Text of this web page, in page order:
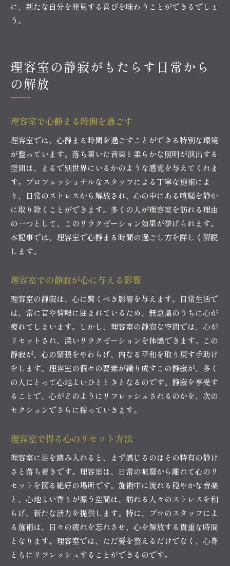
に、新たな自分を発見する喜びを味わうことができるでしょ
う。
理容室の静寂がもたらす日常から
の解放
理容室で心静まる時間を過ごす
理容室では、心静まる時間を過ごすことができる特別な環境
が整っています。落ち着いた音楽と柔らかな照明が演出する
空間は、まるで別世界にいるかのような感覚を与えてくれま
す。プロフェッショナルなスタッフによる丁寧な施術によ
り、日常のストレスから解放され、心の中にある喧騒を静か
に取り除くことができます。多くの人が理容室を訪れる理由
の一つとして、このリラクゼーション効果が挙げられます。
本記事では、理容室で心静まる時間の過ごし方を詳しく解説
します。
理容室での静寂が心に与える影響
理容室の静寂は、心に驚くべき影響を与えます。日常生活で
は、常に音や情報に囲まれているため、無意識のうちに心が
疲れてしまいます。しかし、理容室の静寂な空間では、心が
リセットされ、深いリラクゼーションを体感できます。この
静寂が、心の緊張をやわらげ、内なる平和を取り戻す手助け
をします。理容室の個々の要素が織り成すこの静寂が、多く
の人にとって心地よいひとときとなるのです。静寂を享受す
ることで、心がどのようにリフレッシュされるのかを、次の
セクションでさらに探っていきます。
理容室で得る心のリセット方法
理容室に足を踏み入れると、まず感じるのはその特有の静け
さと落ち着きです。理容室は、日常の喧騒から離れて心のリ
セットを図る絶好の場所です。施術中に流れる穏やかな音楽
と、心地よい香りが漂う空間は、訪れる人々のストレスを和
らげ、新たな活力を提供します。特に、プロのスタッフによ
る施術は、日々の疲れを忘れさせ、心を解放する貴重な時間
となります。理容室では、ただ髪を整えるだけでなく、心身
ともにリフレッシュすることができるのです。